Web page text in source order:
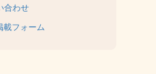
合わせ
載フォーム